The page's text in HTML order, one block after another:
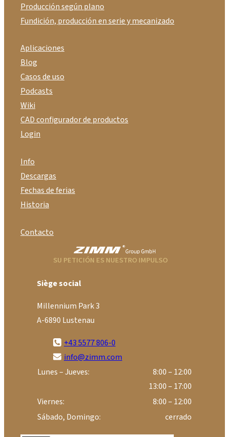
Producción según plano
Fundición, producción en serie y mecanizado
Aplicaciones
Blog
Casos de uso
Podcasts
Wiki
CAD configurador de productos
Login
Info
Descargas
Fechas de ferias
Historia
Contacto
SU PETICIÓN ES NUESTRO IMPULSO
Siège social
Millennium Park 3
A-6890 Lustenau
+43 5577 806-0
info@zimm.com
Lunes – Jueves:
8:00 – 12:00
13:00 – 17:00
Viernes:
8:00 – 12:00
Sábado, Domingo:
cerrado